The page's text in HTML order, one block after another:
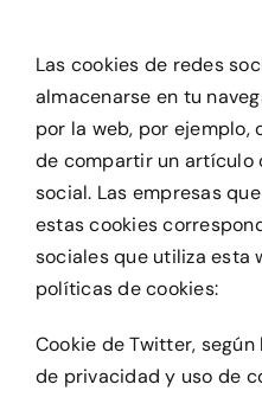
Las cookies de redes
almacenarse en tu
por la web, por ejemplo,
de compartir un artículo
social. Las empresas
estas cookies
sociales que utiliza esta
políticas de cookies:
Cookie de Twitter,
de privacidad y uso de